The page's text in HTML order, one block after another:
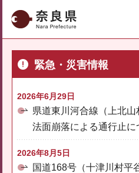
奈良県
緊急・災害情報
2026年6月29日
県道東川河合線（上北
法面崩落による通行止に
2026年8月5日
国道168号（十津川村平